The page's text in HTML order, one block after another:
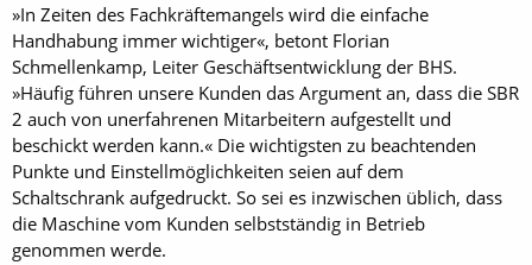
»In Zeiten des Fachkräftemangels wird die einfache
Handhabung immer wichtiger«, betont Florian
Schmellenkamp, Leiter Geschäftsentwicklung der BHS.
»Häufig führen unsere Kunden das Argument an, dass die SBR
2 auch von unerfahrenen Mitarbeitern aufgestellt und
beschickt werden kann.« Die wichtigsten zu beachtenden
Punkte und Einstellmöglichkeiten seien auf dem
Schaltschrank aufgedruckt. So sei es inzwischen üblich, dass
die Maschine vom Kunden selbstständig in Betrieb
genommen werde.